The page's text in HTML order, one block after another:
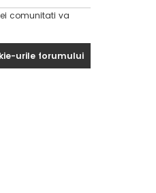
comunitati va
urile forumului